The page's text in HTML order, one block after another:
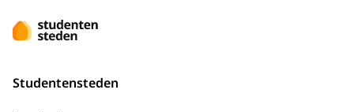
Studentensteden